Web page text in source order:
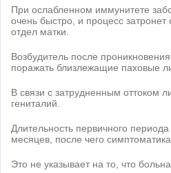
При ослабленном иммунитете
очень быстро, и процесс
отдел матки.
Возбудитель после
поражать близлежащие паховые
В связи с затрудненным оттоком
гениталий.
Длительность первичного
месяцев, после чего симптоматика
Это не указывает на то, что